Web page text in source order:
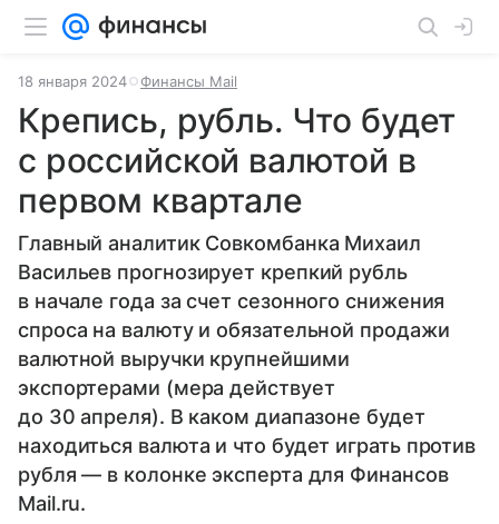
18 января 2024 Финансы Mail
Крепись, рубль. Что будет
с российской валютой в
первом квартале
Главный аналитик Совкомбанка Михаил
Васильев прогнозирует крепкий рубль
в начале года за счет сезонного снижения
спроса на валюту и обязательной продажи
валютной выручки крупнейшими
экспортерами (мера действует
до 30 апреля). В каком диапазоне будет
находиться валюта и что будет играть против
рубля — в колонке эксперта для Финансов
Mail.ru.